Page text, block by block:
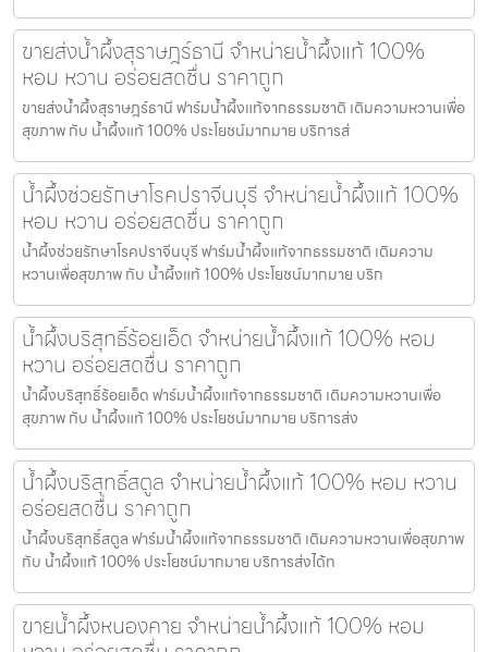
ขายส่งน้ำผึ้งสุราษฎร์ธานี จำหน่ายน้ำผึ้งแท้ 100%
หอม หวาน อร่อยสดชื่น ราคาถูก
ขายส่งน้ำผึ้งสุราษฎร์ธานี ฟาร์มน้ำผึ้งแท้จากธรรมชาติ เติมความหวานเพื่อ
สุขภาพ กับ น้ำผึ้งแท้ 100% ประโยชน์มากมาย บริการส่
น้ำผึ้งช่วยรักษาโรคปราจีนบุรี จำหน่ายน้ำผึ้งแท้ 100%
หอม หวาน อร่อยสดชื่น ราคาถูก
น้ำผึ้งช่วยรักษาโรคปราจีนบุรี ฟาร์มน้ำผึ้งแท้จากธรรมชาติ เติมความ
หวานเพื่อสุขภาพ กับ น้ำผึ้งแท้ 100% ประโยชน์มากมาย บริก
น้ำผึ้งบริสุทธิ์ร้อยเอ็ด จำหน่ายน้ำผึ้งแท้ 100% หอม
หวาน อร่อยสดชื่น ราคาถูก
น้ำผึ้งบริสุทธิ์ร้อยเอ็ด ฟาร์มน้ำผึ้งแท้จากธรรมชาติ เติมความหวานเพื่อ
สุขภาพ กับ น้ำผึ้งแท้ 100% ประโยชน์มากมาย บริการส่ง
น้ำผึ้งบริสุทธิ์สตูล จำหน่ายน้ำผึ้งแท้ 100% หอม หวาน
อร่อยสดชื่น ราคาถูก
น้ำผึ้งบริสุทธิ์สตูล ฟาร์มน้ำผึ้งแท้จากธรรมชาติ เติมความหวานเพื่อสุขภาพ
กับ น้ำผึ้งแท้ 100% ประโยชน์มากมาย บริการส่งได้ท
ขายน้ำผึ้งหนองคาย จำหน่ายน้ำผึ้งแท้ 100% หอม